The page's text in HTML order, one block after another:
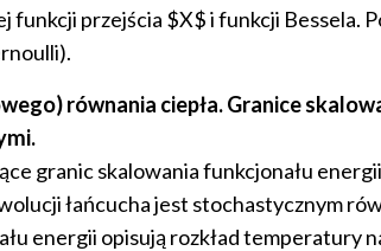
przejścia $X$ i funkcji Bessela.
równania ciepła. Granice
granic skalowania funkcjonału
łańcucha jest stochastycznym
energii opisują rozkład temperatury